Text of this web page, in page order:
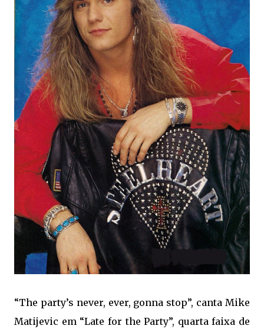
“The party’s never, ever, gonna stop”, canta Mike
Matijevic em “Late for the Party”, quarta faixa de